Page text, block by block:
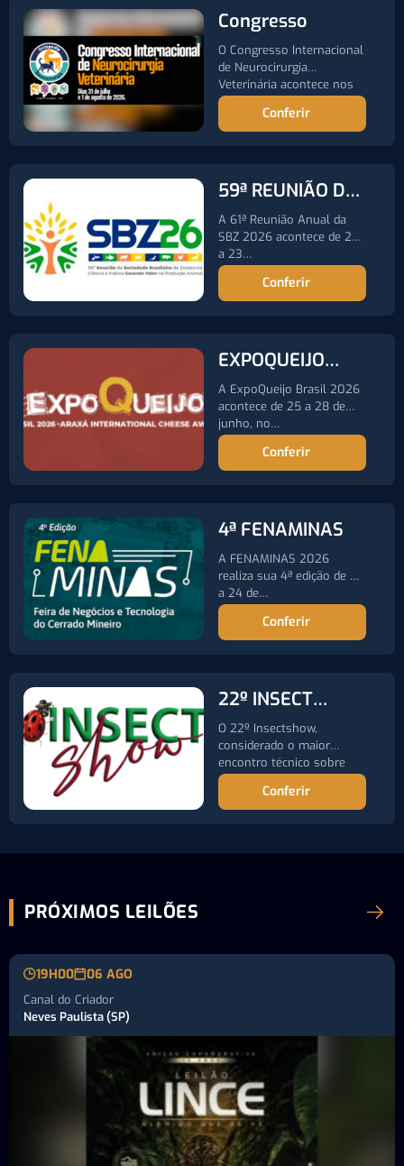
Congresso
O Congresso Internacional
de Neurocirurgia
Veterinária acontece nos
dias 31 de julho…
Conferir
59ª REUNIÃO DA
SOCIEDADE
BRASILEIRA DE
ZOOTECNIA
A 61ª Reunião Anual da
SBZ 2026 acontece de 20
a 23…
Conferir
EXPOQUEIJO
2026
A ExpoQueijo Brasil 2026
acontece de 25 a 28 de
junho, no…
Conferir
4ª FENAMINAS
A FENAMINAS 2026
realiza sua 4ª edição de 21
a 24 de…
Conferir
22º INSECT
SHOW
O 22º Insectshow,
considerado o maior
encontro técnico sobre
controle de pragas…
Conferir
PRÓXIMOS LEILÕES
19H00 06 AGO
Canal do Criador
Neves Paulista (SP)